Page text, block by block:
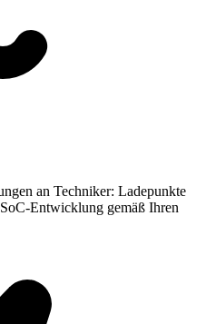
an Techniker: Ladepunkte
Entwicklung gemäß Ihren